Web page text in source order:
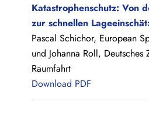
Katastrophenschutz: Von
zur schnellen
Pascal Schichor, European
und Johanna Roll, Deutsches
Raumfahrt
Download PDF